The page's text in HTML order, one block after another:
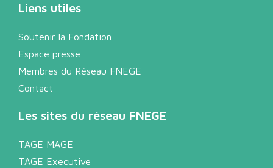
Liens utiles
Soutenir la Fondation
Espace presse
Membres du Réseau FNEGE
Contact
Les sites du réseau FNEGE
TAGE MAGE
TAGE Executive